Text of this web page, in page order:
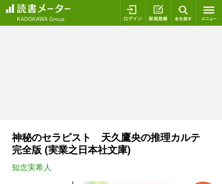
ログイン 新規登録
神秘のセラピスト 天久鷹央の推理カルテ
完全版 (実業之日本社文庫)
知念実希人